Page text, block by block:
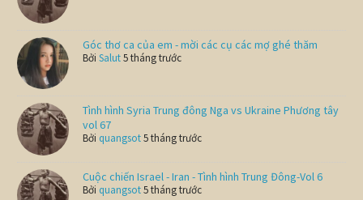
Góc thơ ca của em - mời các cụ các mợ ghé thăm
BởiSalut5 tháng trước
Tình hình Syria Trung đông Nga vs Ukraine Phương tây
vol 67
Bởi quangsot5 tháng trước
Cuộc chiến Israel - Iran - Tình hình Trung Đông-Vol 6
Bởi quangsot5 tháng trước